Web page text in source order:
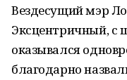
Вездесущий мэр
Эксцентричный, с
оказывался
благодарно